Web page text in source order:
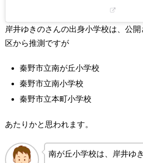
岸井ゆきのさんの出身小学校は、公
区から推測ですが
秦野市立南が丘小学校
秦野市立南小学校
秦野市立本町小学校
あたりかと思われます。
南が丘小学校は、岸井ゆ